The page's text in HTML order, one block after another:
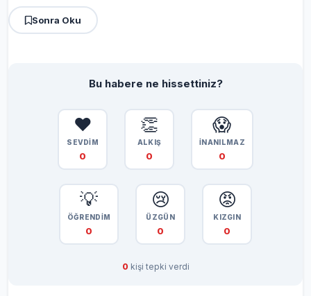
Sonra Oku
Bu habere ne hissettiniz?
❤️
SEVDİM
0
👏
ALKIŞ
0
😱
İNANILMAZ
0
💡
ÖĞRENDİM
0
😢
ÜZGÜN
0
😡
KIZGIN
0
0 kişi tepki verdi